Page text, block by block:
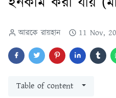
আরকে রায়হান 11 Nov,
Table of content